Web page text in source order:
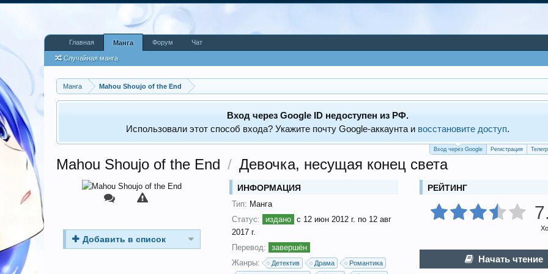
Манга Mahou Shoujo of the End
Вход через Google ID недоступен из РФ.
Использовали этот способ входа? Укажите почту Google‑аккаунта и восстановите доступ.
Вход через Google Регистрация
Mahou Shoujo of the End / Девочка, несущая конец света
Добавить в список
ИНФОРМАЦИЯ
Тип: Манга
Статус:
издано
с 12 июн 2012 г. по 12 авг
2017 г.
Перевод:
завершён
Жанры:
Детектив Драма
Романтика
РЕЙТИНГ
Начать чтение
Главная Манга
Случайная манга
Форум Чат